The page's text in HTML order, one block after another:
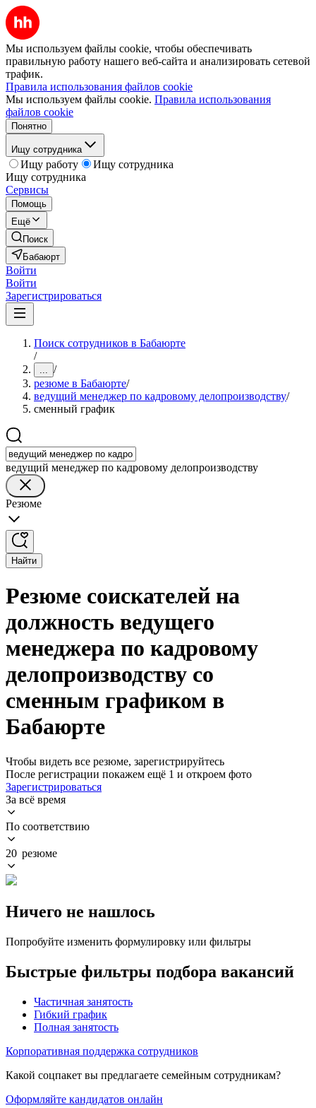
Мы используем файлы cookie, чтобы обеспечивать
правильную работу нашего веб-сайта и анализировать сетевой
трафик.
Правила использования файлов cookie
Мы используем файлы cookie. Правила использования
файлов cookie
Понятно
Ищу сотрудника
Ищу работу
Ищу сотрудника
Ищу сотрудника
Сервисы
Помощь
Ещё
Поиск
Бабаюрт
Войти
Войти
Зарегистрироваться
Поиск сотрудников в Бабаюрте
/
... /
резюме в Бабаюрте/
ведущий менеджер по кадровому делопроизводству/
сменный график
ведущий менеджер по кадровому делопроизводству
Резюме
Найти
Резюме соискателей на
должность ведущего
менеджера по кадровому
делопроизводству со
сменным графиком в
Бабаюрте
Чтобы видеть все резюме, зарегистрируйтесь
После регистрации покажем ещё 1 и откроем фото
Зарегистрироваться
За всё время
По соответствию
20 резюме
Ничего не нашлось
Попробуйте изменить формулировку или фильтры
Быстрые фильтры подбора вакансий
Частичная занятость
Гибкий график
Полная занятость
Корпоративная поддержка сотрудников
Какой соцпакет вы предлагаете семейным сотрудникам?
Оформляйте кандидатов онлайн